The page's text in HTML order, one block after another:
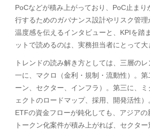
PoCなどが積み上がっており、PoC止まり
行するためのガバナンス設計やリスク管
温度感を伝えるインタビューと、KPIを踏
ットで読めるのは、実務担当者にとって大
トレンドの読み解き方としては、三層の
一に、マクロ（金利・規制・流動性）。第
ーン、セクター、インフラ）。第三に、
ェクトのロードマップ、採用、開発活性）
ETFの資金フローが鈍化しても、アジア
トークン化案件が積み上がれば、セクタ